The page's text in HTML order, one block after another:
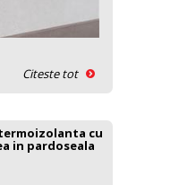
Citeste tot
cu
in pardoseala